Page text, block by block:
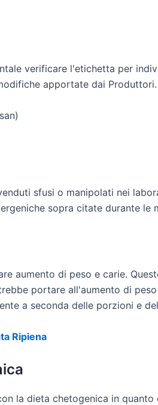
verificare l'etichetta per
apportate dai
sfusi o manipolati nei
sopra citate durante le
aumento di peso e carie.
portare all'aumento di
a seconda delle porzioni e
Ripiena
la dieta chetogenica in